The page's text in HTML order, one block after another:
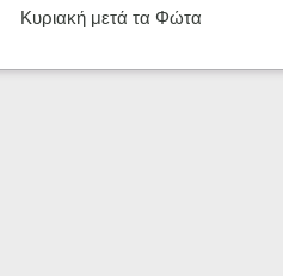
Κυριακή μετά τα Φώτα